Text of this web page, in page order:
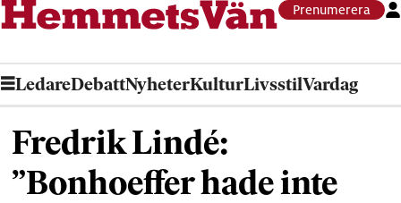
Prenumerera
LedareDebattNyheterKulturLivsstilVardag
Fredrik Lindé:
”Bonhoeffer hade inte